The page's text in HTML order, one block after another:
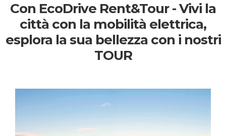
Con EcoDrive Rent&Tour - Vivi la
città con la mobilità elettrica,
esplora la sua bellezza con i nostri
TOUR